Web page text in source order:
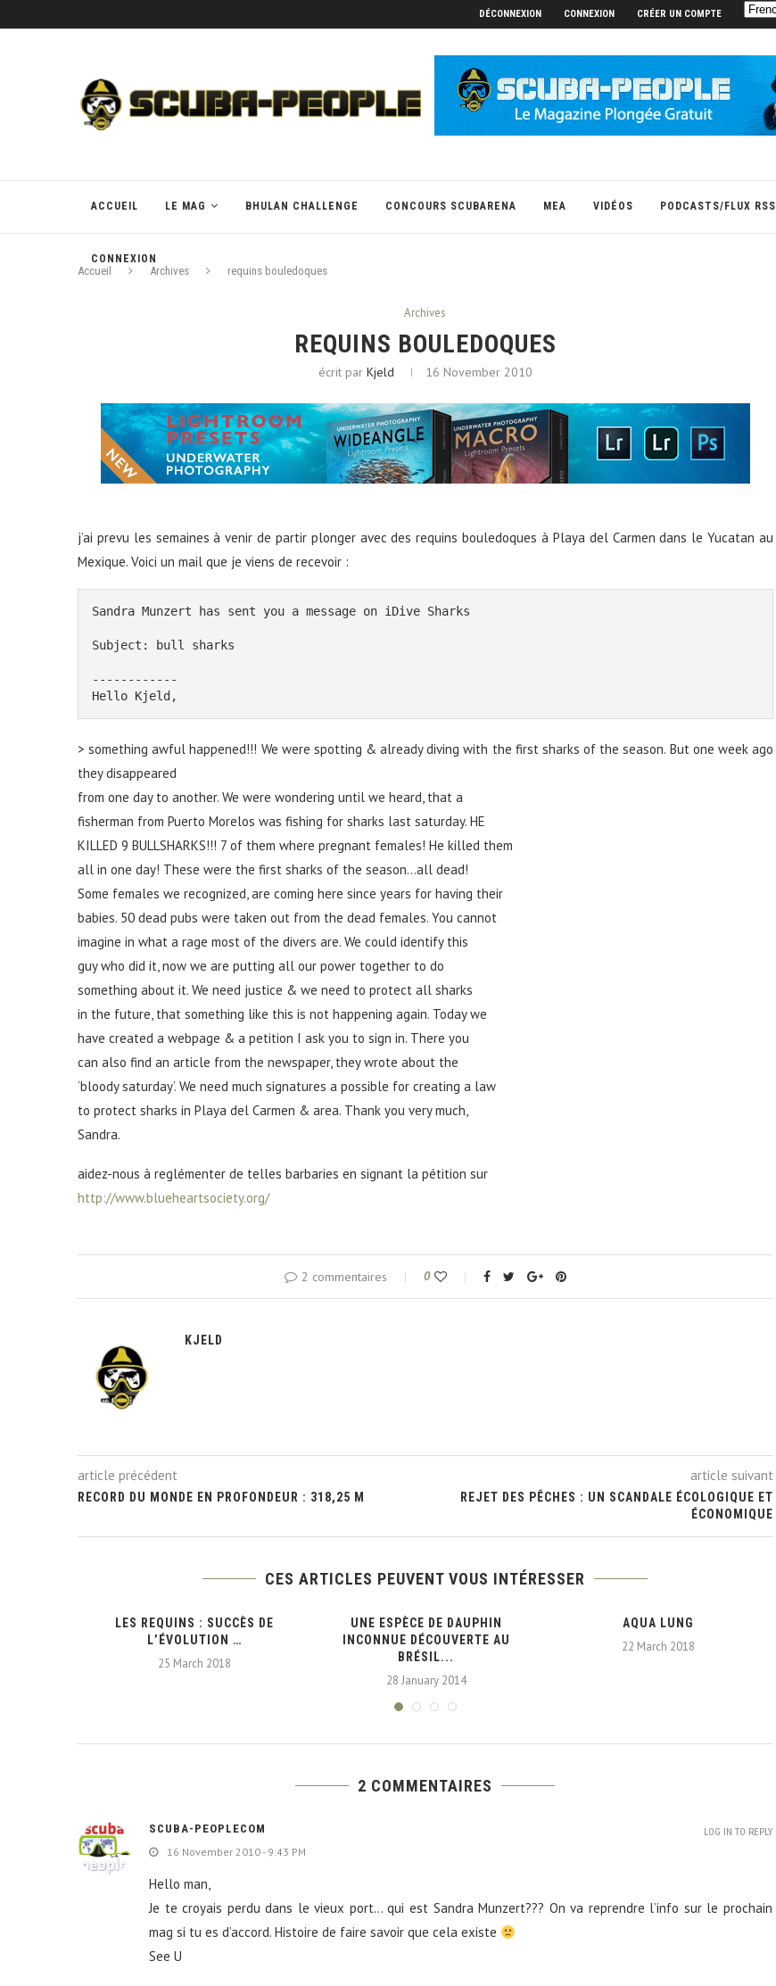
DÉCONNEXION CONNEXION CRÉER UN COMPTE
ACCUEIL LE MAG BHULAN CHALLENGE CONCOURS SCUBARENA MEA VIDÉOS PODCASTS/FLUX RSS
CONNEXION
Accueil Archives requins bouledoques
Archives
REQUINS BOULEDOQUES
écrit par Kjeld 16 November 2010
j’ai prevu les semaines à venir de partir plonger avec des requins bouledoques à Playa del Carmen dans le Yucatan au
Mexique. Voici un mail que je viens de recevoir :
Sandra Munzert has sent you a message on iDive Sharks
Subject: bull sharks
------------
Hello Kjeld,
> something awful happened!!! We were spotting & already diving with the first sharks of the season. But one week ago
they disappeared
from one day to another. We were wondering until we heard, that a
fisherman from Puerto Morelos was fishing for sharks last saturday. HE
KILLED 9 BULLSHARKS!!! 7 of them where pregnant females! He killed them
all in one day! These were the first sharks of the season…all dead!
Some females we recognized, are coming here since years for having their
babies. 50 dead pubs were taken out from the dead females. You cannot
imagine in what a rage most of the divers are. We could identify this
guy who did it, now we are putting all our power together to do
something about it. We need justice & we need to protect all sharks
in the future, that something like this is not happening again. Today we
have created a webpage & a petition I ask you to sign in. There you
can also find an article from the newspaper, they wrote about the
‘bloody saturday’. We need much signatures a possible for creating a law
to protect sharks in Playa del Carmen & area. Thank you very much,
Sandra.
aidez-nous à reglémenter de telles barbaries en signant la pétition sur
http://www.blueheartsociety.org/
2 commentaires 0
KJELD
article précédent
RECORD DU MONDE EN PROFONDEUR : 318,25 M
article suivant
REJET DES PÊCHES : UN SCANDALE ÉCOLOGIQUE ET
ÉCONOMIQUE
CES ARTICLES PEUVENT VOUS INTÉRESSER
LES REQUINS : SUCCÈS DE
L’ÉVOLUTION …
25 March 2018
UNE ESPÈCE DE DAUPHIN
INCONNUE DÉCOUVERTE AU
BRÉSIL...
28 January 2014
AQUA LUNG
22 March 2018
2 COMMENTAIRES
SCUBA-PEOPLECOM
16 November 2010 - 9:43 PM
Hello man,
Je te croyais perdu dans le vieux port… qui est Sandra Munzert??? On va reprendre l’info sur le prochain
mag si tu es d’accord. Histoire de faire savoir que cela existe
See U
LOG IN TO REPLY